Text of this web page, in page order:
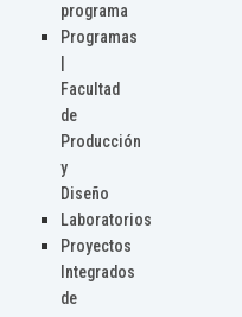
programa
Programas
Facultad
de
Producción
y
Diseño
Laboratorios
Proyectos
Integrados
de